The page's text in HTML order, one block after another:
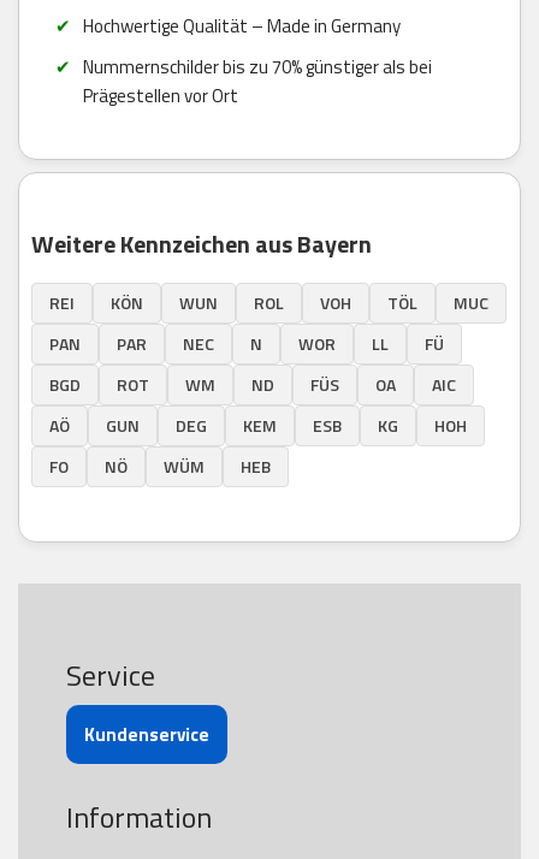
Hochwertige Qualität – Made in Germany
Nummernschilder bis zu 70% günstiger als bei
Prägestellen vor Ort
Weitere Kennzeichen aus Bayern
REI KÖN WUN ROL VOH TÖL
MUC
PAN
PAR NEC N WOR LL
FÜ
BGD
ROT WM ND FÜS OA
AIC
AÖ
GUN DEG KEM ESB KG
HOH
FO
NÖ WÜM HEB
Service
Kundenservice
Information